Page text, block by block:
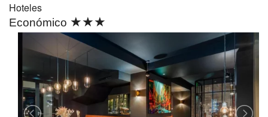
Hoteles
Económico ★★★